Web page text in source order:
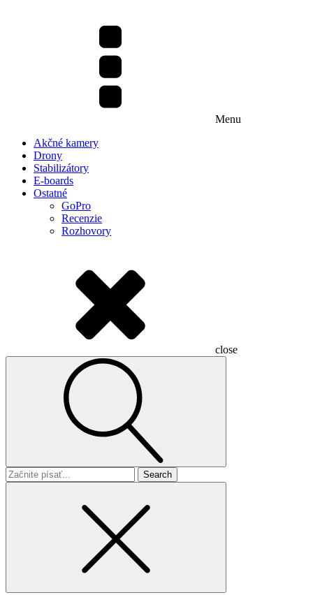
Menu
Akčné kamery
Drony
Stabilizátory
E-boards
Ostatné
GoPro
Recenzie
Rozhovory
close
Search
for